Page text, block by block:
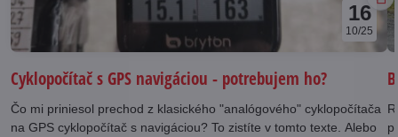
16
10/25
Cyklopočítač s GPS navigáciou - potrebujem ho?
Čo mi priniesol prechod z klasického "analógového" cyklopočítača
na GPS cyklopočítač s navigáciou? To zistíte v tomto texte. Alebo